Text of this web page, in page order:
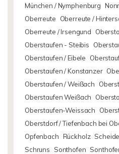
München / Nymphenburg
Oberreute
Oberreute /
Oberreute / Irsengund
Oberstaufen - Steibis
Oberstaufen / Eibele
Oberstaufen / Konstanzer
Oberstaufen / Weißach
Oberstaufen Weißach
Oberstaufen-Weissach
Oberstdorf / Tiefenbach bei
Opfenbach Rückholz
Schruns
Sonthofen